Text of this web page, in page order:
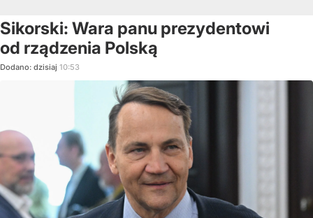
Sikorski: Wara panu prezydentowi
od rządzenia Polską
Dodano: dzisiaj 10:53